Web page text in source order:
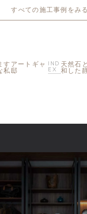
すべての施工事例をみる
すアートギャ
私邸
IND
EX
天然石
和した